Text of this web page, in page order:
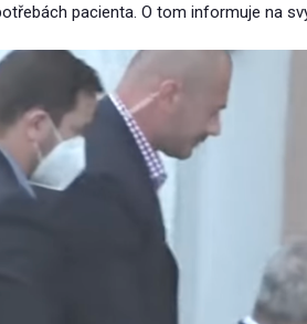
pacienta. O tom informuje na